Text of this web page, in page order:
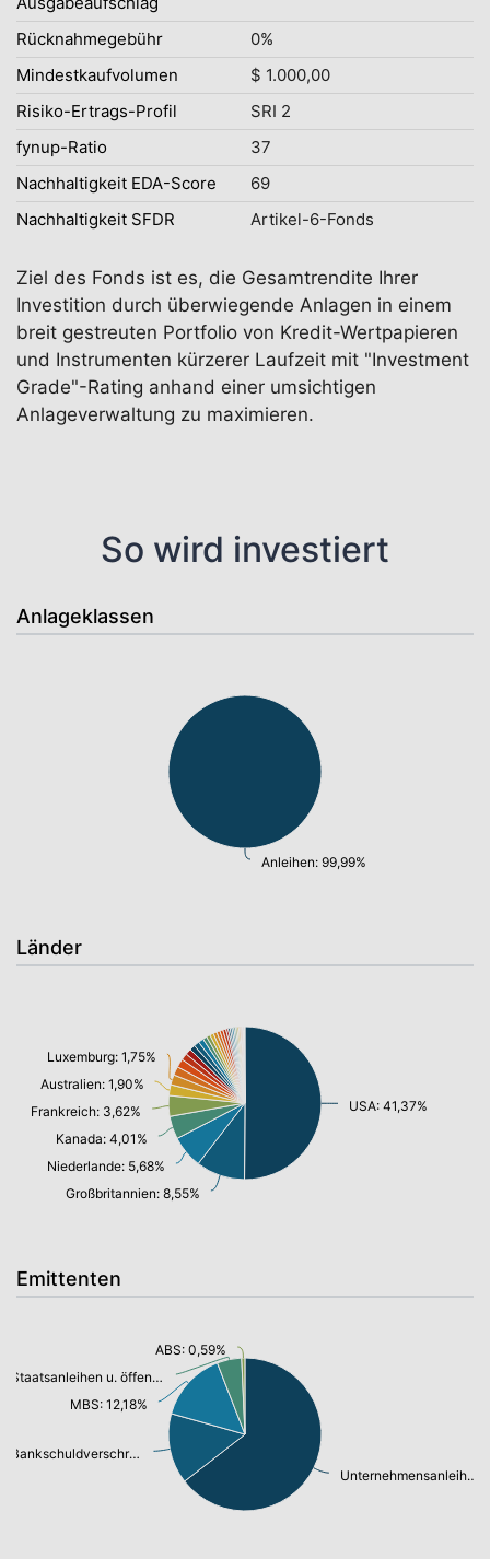
Rücknahmegebühr
0%
Mindestkaufvolumen
$ 1.000,00
Risiko-Ertrags-Profil
SRI 2
fynup-Ratio
37
Nachhaltigkeit EDA-Score
69
Nachhaltigkeit SFDR
Artikel-6-Fonds
Ziel des Fonds ist es, die Gesamtrendite Ihrer
Investition durch überwiegende Anlagen in einem
breit gestreuten Portfolio von Kredit-Wertpapieren
und Instrumenten kürzerer Laufzeit mit "Investment
Grade"-Rating anhand einer umsichtigen
Anlageverwaltung zu maximieren.
So wird investiert
Anlageklassen
Anleihen: 99,99%
Länder
USA: 41,37%
Großbritannien: 8,55%
Niederlande: 5,68%
Kanada: 4,01%
Frankreich: 3,62%
Australien: 1,90%
Luxemburg: 1,75%
Emittenten
Unternehmensanleihen: 53,36%
Bankschuldverschreibung: 12,33%
MBS: 12,18%
Staatsanleihen u. öffentl.Anleihen: 4,29%
ABS: 0,59%